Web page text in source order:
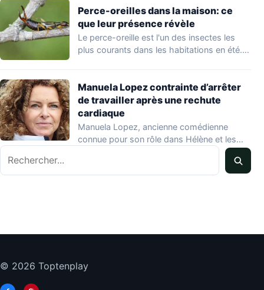
Perce-oreilles dans la maison: ce
que leur présence révèle
Le perce-oreille est l'un des insectes les
plus courants dans les habitations en été.…
Manuela Lopez contrainte d’arrêter
de travailler après une rechute
cardiaque
Manuela Lopez, ancienne comédienne
connue pour son rôle dans Hélène et les
© 2026 Toptenplay